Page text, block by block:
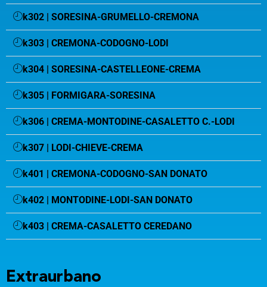
k302 | SORESINA-GRUMELLO-CREMONA
k303 | CREMONA-CODOGNO-LODI
k304 | SORESINA-CASTELLEONE-CREMA
k305 | FORMIGARA-SORESINA
k306 | CREMA-MONTODINE-CASALETTO C.-LODI
k307 | LODI-CHIEVE-CREMA
k401 | CREMONA-CODOGNO-SAN DONATO
k402 | MONTODINE-LODI-SAN DONATO
k403 | CREMA-CASALETTO CEREDANO
Extraurbano